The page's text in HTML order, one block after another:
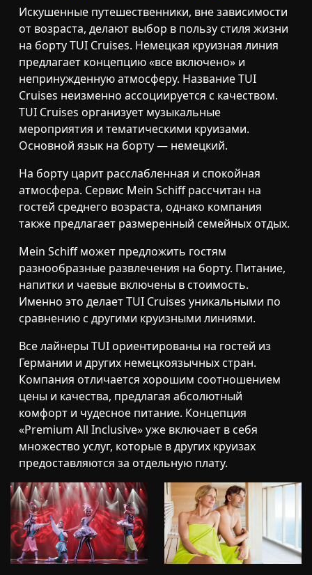
Искушенные путешественники, вне зависимости
от возраста, делают выбор в пользу стиля жизни
на борту TUI Cruises. Немецкая круизная линия
предлагает концепцию «все включено» и
непринужденную атмосферу. Название TUI
Cruises неизменно ассоциируется с качеством.
TUI Cruises организует музыкальные
мероприятия и тематическими круизами.
Основной язык на борту — немецкий.
На борту царит расслабленная и спокойная
атмосфера. Сервис Mein Schiff рассчитан на
гостей среднего возраста, однако компания
также предлагает размеренный семейных отдых.
Mein Schiff может предложить гостям
разнообразные развлечения на борту. Питание,
напитки и чаевые включены в стоимость.
Именно это делает TUI Cruises уникальными по
сравнению с другими круизными линиями.
Все лайнеры TUI ориентированы на гостей из
Германии и других немецкоязычных стран.
Компания отличается хорошим соотношением
цены и качества, предлагая абсолютный
комфорт и чудесное питание. Концепция
«Premium All Inclusive» уже включает в себя
множество услуг, которые в других круизах
предоставляются за отдельную плату.